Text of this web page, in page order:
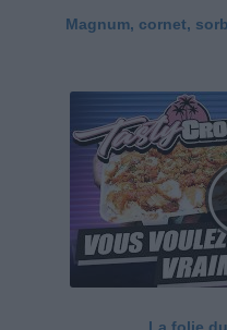
Magnum, cornet,